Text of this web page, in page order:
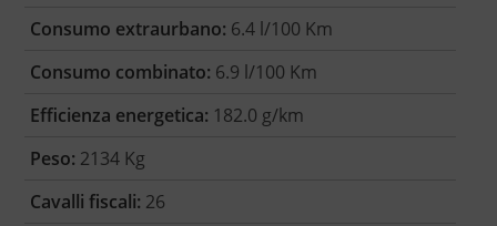
Consumo extraurbano: 6.4 l/100 Km
Consumo combinato: 6.9 l/100 Km
Efficienza energetica: 182.0 g/km
Peso: 2134 Kg
Cavalli fiscali: 26